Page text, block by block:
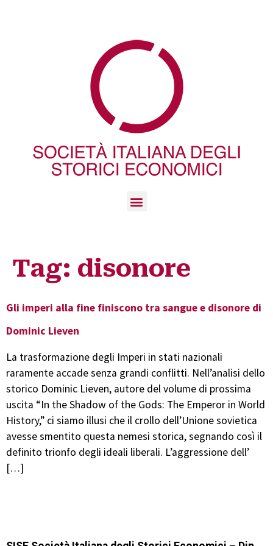
Tag: disonore
Gli imperi alla fine finiscono tra sangue e disonore di
Dominic Lieven
La trasformazione degli Imperi in stati nazionali
raramente accade senza grandi conflitti. Nell’analisi dello
storico Dominic Lieven, autore del volume di prossima
uscita “In the Shadow of the Gods: The Emperor in World
History,” ci siamo illusi che il crollo dell’Unione sovietica
avesse smentito questa nemesi storica, segnando così il
definito trionfo degli ideali liberali. L’aggressione dell’
[…]